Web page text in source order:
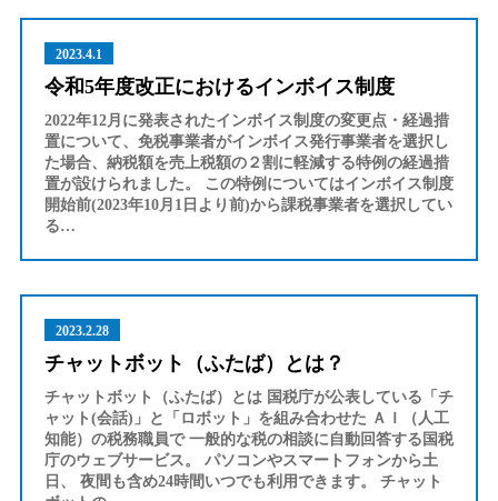
2023.4.1
令和5年度改正におけるインボイス制度
2022年12月に発表されたインボイス制度の変更点・経過措
置について、免税事業者がインボイス発行事業者を選択し
た場合、納税額を売上税額の２割に軽減する特例の経過措
置が設けられました。 この特例についてはインボイス制度
開始前(2023年10月1日より前)から課税事業者を選択してい
る…
2023.2.28
チャットボット（ふたば）とは？
チャットボット（ふたば）とは 国税庁が公表している「チ
ャット(会話)」と「ロボット」を組み合わせた ＡＩ（人工
知能）の税務職員で 一般的な税の相談に自動回答する国税
庁のウェブサービス。 パソコンやスマートフォンから土
日、 夜間も含め24時間いつでも利用できます。 チャット